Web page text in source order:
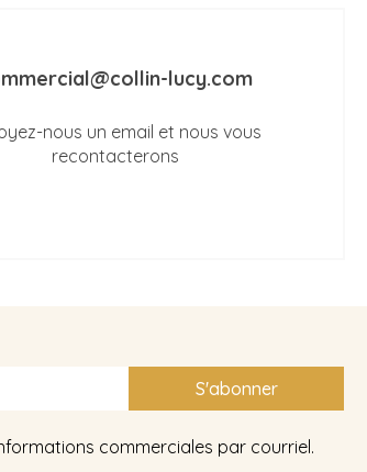
lucy.com
nous un email et nous vous
recontacterons
S'abonner
commerciales par courriel.